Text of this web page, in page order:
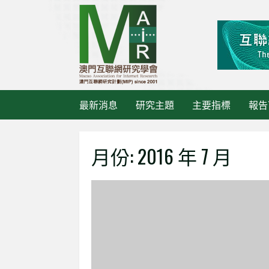
最新消息 研究主題 主要指標 報
月份:2016 年 7 月